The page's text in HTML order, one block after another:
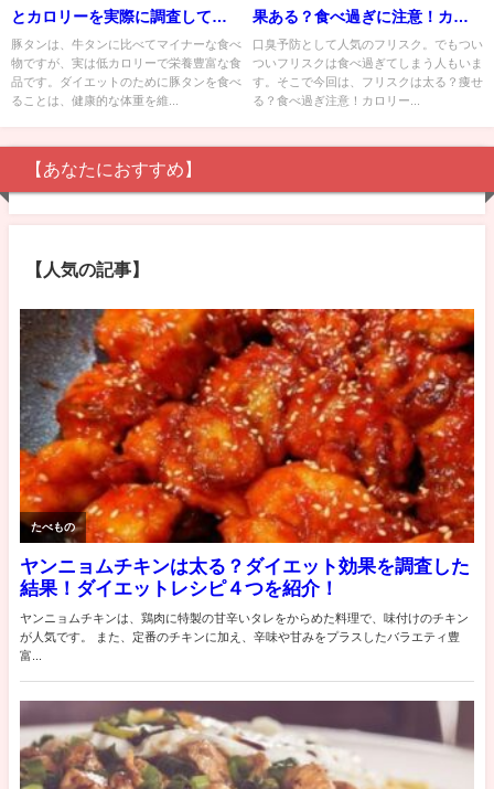
とカロリーを実際に調査してみ
た！
豚タンは、牛タンに比べてマイナーな食べ
物ですが、実は低カロリーで栄養豊富な食
品です。ダイエットのために豚タンを食べ
ることは、健康的な体重を維...
果ある？食べ過ぎに注意！カロ
リーも調査！
口臭予防として人気のフリスク。でもつい
ついフリスクは食べ過ぎてしまう人もいま
す。そこで今回は、フリスクは太る？痩せ
る？食べ過ぎ注意！カロリー...
【あなたにおすすめ】
【人気の記事】